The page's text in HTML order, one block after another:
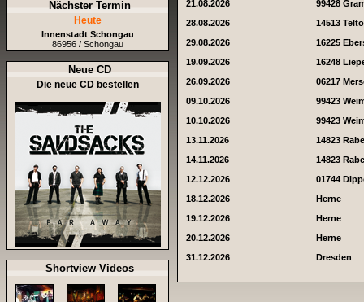
Nächster Termin
Heute
Innenstadt Schongau
86956 / Schongau
Neue CD
Die neue CD bestellen
Shortview Videos
21.08.2026
99428
28.08.2026
14513
29.08.2026
16225
19.09.2026
16248
26.09.2026
06217
09.10.2026
99423
10.10.2026
99423
13.11.2026
14823
14.11.2026
14823
12.12.2026
01744
18.12.2026
Herne
19.12.2026
Herne
20.12.2026
Herne
31.12.2026
Dresden